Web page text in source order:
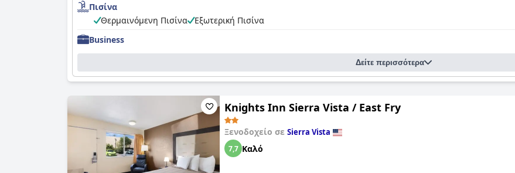
Πισίνα
Θερμαινόμενη Πισίνα
Εξωτερική Πισίνα
Business
Δείτε περισσότερα
Knights Inn Sierra Vista / East Fry
Ξενοδοχείο σε Sierra Vista
7,7 Καλό